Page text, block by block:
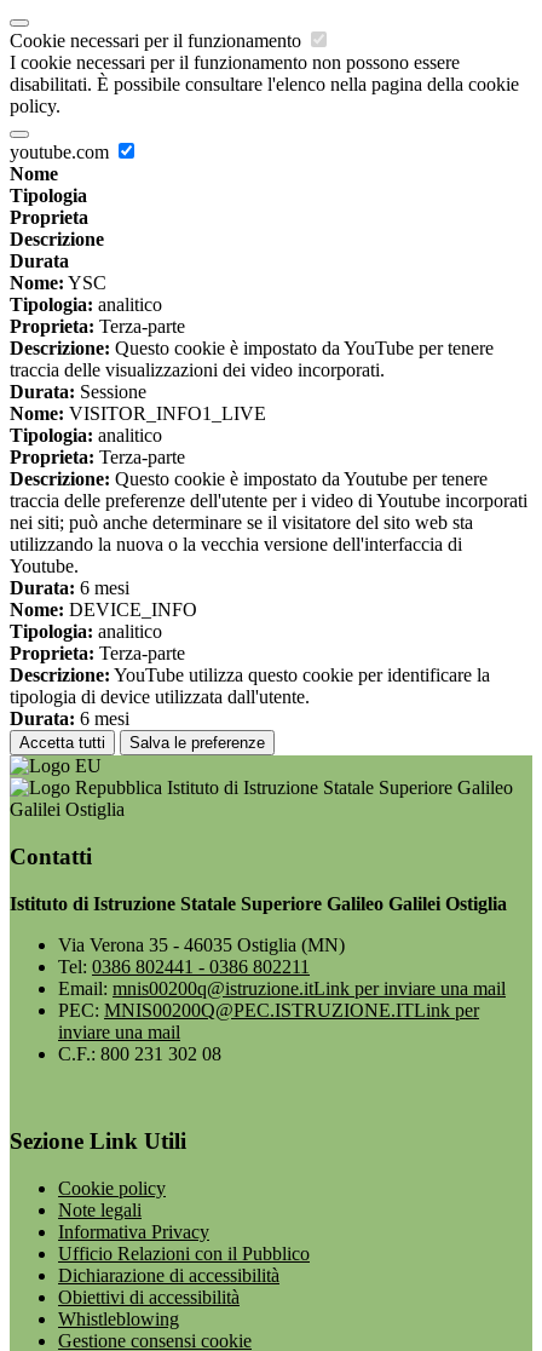
Cookie necessari per il funzionamento
I cookie necessari per il funzionamento non possono essere
disabilitati. È possibile consultare l'elenco nella pagina della cookie
policy.
youtube.com
Nome
Tipologia
Proprieta
Descrizione
Durata
Nome: YSC
Tipologia: analitico
Proprieta: Terza-parte
Descrizione: Questo cookie è impostato da YouTube per tenere
traccia delle visualizzazioni dei video incorporati.
Durata: Sessione
Nome: VISITOR_INFO1_LIVE
Tipologia: analitico
Proprieta: Terza-parte
Descrizione: Questo cookie è impostato da Youtube per tenere
traccia delle preferenze dell'utente per i video di Youtube incorporati
nei siti; può anche determinare se il visitatore del sito web sta
utilizzando la nuova o la vecchia versione dell'interfaccia di
Youtube.
Durata: 6 mesi
Nome: DEVICE_INFO
Tipologia: analitico
Proprieta: Terza-parte
Descrizione: YouTube utilizza questo cookie per identificare la
tipologia di device utilizzata dall'utente.
Durata: 6 mesi
Accetta tutti Salva le preferenze
Istituto di Istruzione Statale Superiore Galileo
Galilei Ostiglia
Contatti
Istituto di Istruzione Statale Superiore Galileo Galilei Ostiglia
Via Verona 35 - 46035 Ostiglia (MN)
Tel: 0386 802441 - 0386 802211
Email: mnis00200q@istruzione.itLink per inviare una mail
PEC: MNIS00200Q@PEC.ISTRUZIONE.ITLink per
inviare una mail
C.F.: 800 231 302 08
Sezione Link Utili
Cookie policy
Note legali
Informativa Privacy
Ufficio Relazioni con il Pubblico
Dichiarazione di accessibilità
Obiettivi di accessibilità
Whistleblowing
Gestione consensi cookie